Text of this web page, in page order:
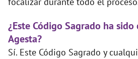
¿Este Código Sagrado ha
Agesta?
Sí. Este Código Sagrado y